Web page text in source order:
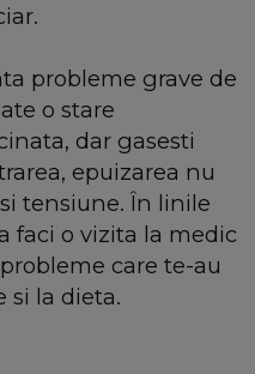
probleme grave de
o stare
dar gasesti
epuizarea nu
tensiune. În linile
faci o vizita la medic
care te-au
si la dieta.